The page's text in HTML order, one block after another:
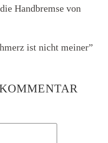
Handbremse von
ist nicht meiner”